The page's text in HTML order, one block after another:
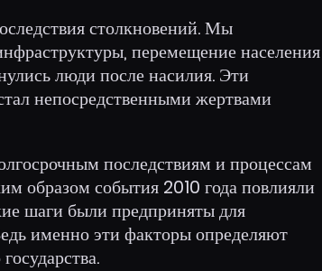
столкновений. Мы
перемещение населения
люди после насилия. Эти
непосредственными жертвами
последствиям и процессам
образом события 2010 года повлияли
шаги были предприняты для
именно эти факторы определяют